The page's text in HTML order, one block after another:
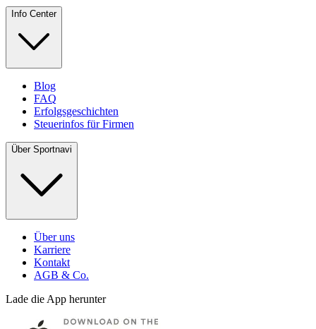
Info Center
Blog
FAQ
Erfolgsgeschichten
Steuerinfos für Firmen
Über Sportnavi
Über uns
Karriere
Kontakt
AGB & Co.
Lade die App herunter